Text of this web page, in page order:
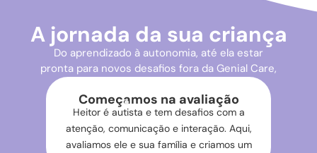
A jornada da sua criança
Do aprendizado à autonomia, até ela estar
pronta para novos desafios fora da Genial Care,
Começamos na avaliação
Heitor é autista e tem desafios com a
atenção, comunicação e interação. Aqui,
avaliamos ele e sua família e criamos um